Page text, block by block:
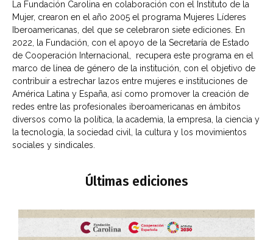
La Fundación Carolina en colaboración con el Instituto de la
Mujer, crearon en el año 2005 el programa Mujeres Líderes
Iberoamericanas, del que se celebraron siete ediciones. En
2022, la Fundación, con el apoyo de la Secretaría de Estado
de Cooperación Internacional, recupera este programa en el
marco de línea de género de la institución, con el objetivo de
contribuir a estrechar lazos entre mujeres e instituciones de
América Latina y España, así como promover la creación de
redes entre las profesionales iberoamericanas en ámbitos
diversos como la política, la academia, la empresa, la ciencia y
la tecnología, la sociedad civil, la cultura y los movimientos
sociales y sindicales.
Últimas ediciones